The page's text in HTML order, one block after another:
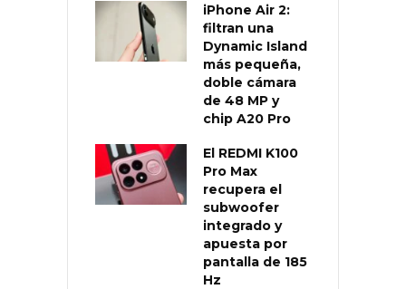
iPhone Air 2:
filtran una
Dynamic Island
más pequeña,
doble cámara
de 48 MP y
chip A20 Pro
El REDMI K100
Pro Max
recupera el
subwoofer
integrado y
apuesta por
pantalla de 185
Hz